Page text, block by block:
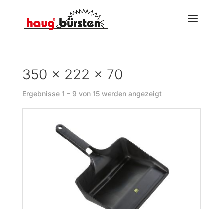
350 × 222 × 70
Ergebnisse 1 – 9 von 15 werden angezeigt